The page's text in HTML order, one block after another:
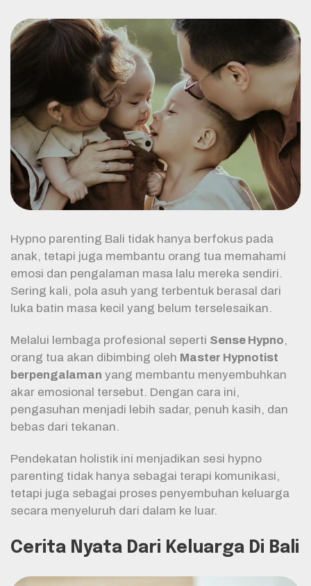
Hypno parenting Bali tidak hanya berfokus pada
anak, tetapi juga membantu orang tua memahami
emosi dan pengalaman masa lalu mereka sendiri.
Sering kali, pola asuh yang terbentuk berasal dari
luka batin masa kecil yang belum terselesaikan.
Melalui lembaga profesional seperti Sense Hypno,
orang tua akan dibimbing oleh Master Hypnotist
berpengalaman yang membantu menyembuhkan
akar emosional tersebut. Dengan cara ini,
pengasuhan menjadi lebih sadar, penuh kasih, dan
bebas dari tekanan.
Pendekatan holistik ini menjadikan sesi hypno
parenting tidak hanya sebagai terapi komunikasi,
tetapi juga sebagai proses penyembuhan keluarga
secara menyeluruh dari dalam ke luar.
Cerita Nyata Dari Keluarga Di Bali